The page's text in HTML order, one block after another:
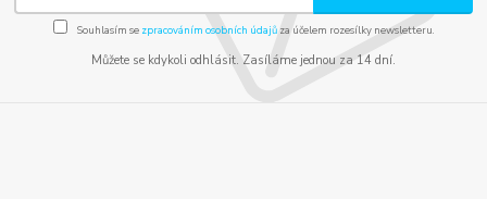
Souhlasím se zpracováním osobních údajůza účelem rozesílky newsletteru.
Můžete se kdykoli odhlásit. Zasíláme jednou za 14 dní.